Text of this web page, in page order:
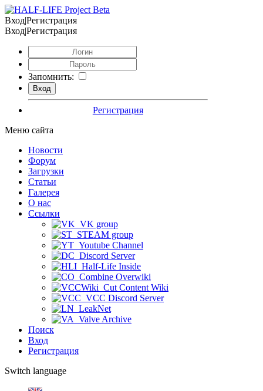
Вход|Регистрация
Вход|Регистрация
Запомнить:
Регистрация
Меню сайта
Новости
Форум
Загрузки
Статьи
Галерея
О нас
Ссылки
VK group
STEAM group
Youtube Channel
Discord Server
Half-Life Inside
Combine Overwiki
Cut Content Wiki
VCC Discord Server
LeakNet
Valve Archive
Поиск
Вход
Регистрация
Switch language